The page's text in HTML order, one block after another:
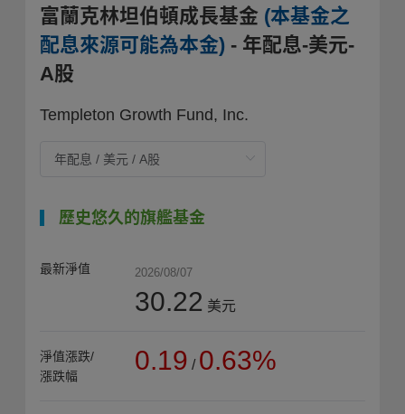
富蘭克林坦伯頓成長基金 (本基金之
配息來源可能為本金) - 年配息-美元-
A股
Templeton Growth Fund, Inc.
歷史悠久的旗艦基金
最新淨值 2026/08/07
30.22 美元
淨值漲跌/
漲跌幅
0.19 / 0.63%